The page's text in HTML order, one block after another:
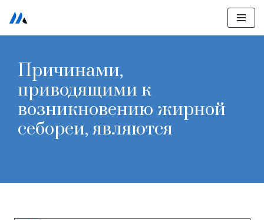
Перейти
содержимому
Причинами,
приводящими к
возникновению жирной
себореи, являются